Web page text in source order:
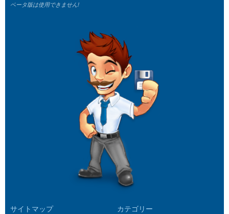
サイトマップ カテゴリー
ベータ版は使用できません!